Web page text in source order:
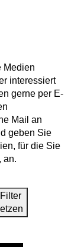
Medien
interessiert
gerne per E-
Mail an
geben Sie
für die Sie
an.